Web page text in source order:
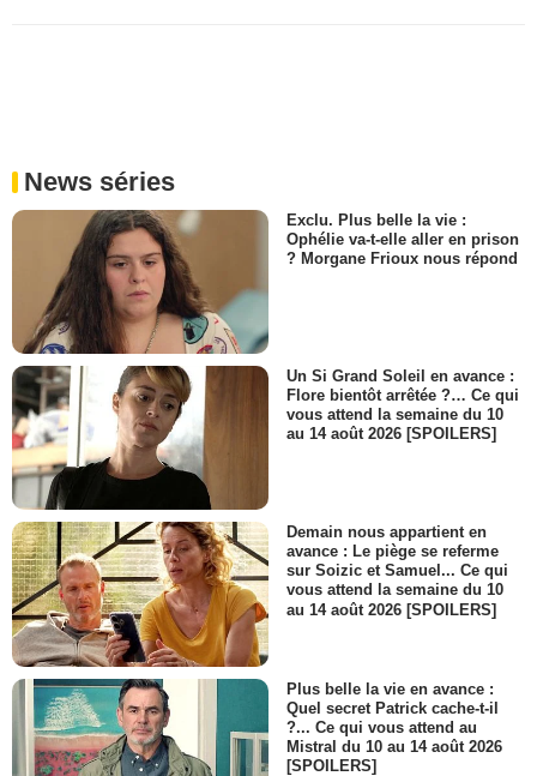
News séries
Exclu. Plus belle la vie :
Ophélie va-t-elle aller en prison
? Morgane Frioux nous répond
Un Si Grand Soleil en avance :
Flore bientôt arrêtée ?… Ce qui
vous attend la semaine du 10
au 14 août 2026 [SPOILERS]
Demain nous appartient en
avance : Le piège se referme
sur Soizic et Samuel... Ce qui
vous attend la semaine du 10
au 14 août 2026 [SPOILERS]
Plus belle la vie en avance :
Quel secret Patrick cache-t-il
?... Ce qui vous attend au
Mistral du 10 au 14 août 2026
[SPOILERS]